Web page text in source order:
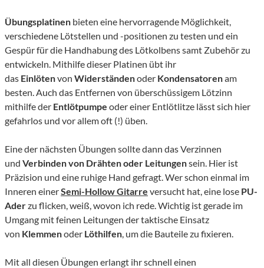
Übungsplatinen bieten eine hervorragende Möglichkeit,
verschiedene Lötstellen und -positionen zu testen und ein
Gespür für die Handhabung des Lötkolbens samt Zubehör zu
entwickeln. Mithilfe dieser Platinen übt ihr
das Einlötenvon Widerständenoder Kondensatorenam
besten. Auch das Entfernen von überschüssigem Lötzinn
mithilfe der Entlötpumpe oder einer Entlötlitze lässt sich hier
gefahrlos und vor allem oft (!) üben.
Eine der nächsten Übungen sollte dann das Verzinnen
und Verbinden von Drähten oder Leitungensein. Hier ist
Präzision und eine ruhige Hand gefragt. Wer schon einmal im
Inneren einerSemi-Hollow Gitarre versucht hat, eine lose PU-
Aderzu flicken, weiß, wovon ich rede. Wichtig ist gerade im
Umgang mit feinen Leitungen der taktische Einsatz
von Klemmenoder Löthilfen , um die Bauteile zu fixieren.
Mit all diesen Übungen erlangt ihr schnell einen